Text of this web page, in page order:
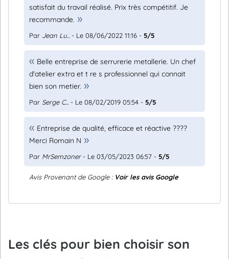
satisfait du travail réalisé. Prix très compétitif. Je
recommande.
Par Jean Lu... - Le 08/06/2022 11:16 - 5/5
Belle entreprise de serrurerie metallerie. Un chef
d'atelier extra et t re s professionnel qui connait
bien son metier.
Par Serge C... - Le 08/02/2019 05:54 - 5/5
Entreprise de qualité, efficace et réactive ????
Merci Romain N
Par MrSemzoner- Le 03/05/2023 06:57 - 5/5
Avis Provenant de Google : Voir les avis Google
Les clés pour bien choisir son